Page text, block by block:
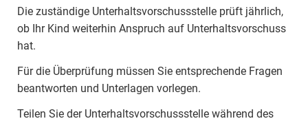
Die zuständige Unterhaltsvorschussstelle prüft jährlich,
ob Ihr Kind weiterhin Anspruch auf Unterhaltsvorschuss
hat.
Für die Überprüfung müssen Sie entsprechende Fragen
beantworten und Unterlagen vorlegen.
Teilen Sie der Unterhaltsvorschussstelle während des